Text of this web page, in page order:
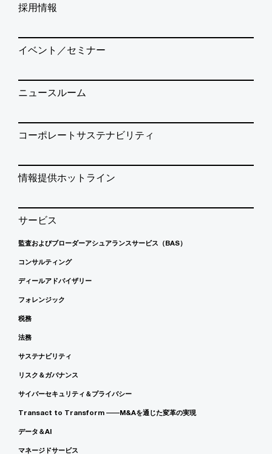
採用情報
イベント／セミナー
ニュースルーム
コーポレートサステナビリティ
情報提供ホットライン
サービス
監査およびブローダーアシュアランスサービス（BAS）
コンサルティング
ディールアドバイザリー
フォレンジック
税務
法務
サステナビリティ
リスク＆ガバナンス
サイバーセキュリティ＆プライバシー
Transact to Transform ――M&Aを通じた変革の実現
データ＆AI
マネージドサービス